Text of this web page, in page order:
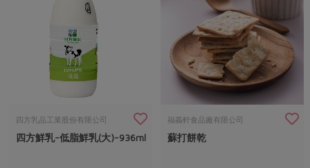
四方乳品工業股份有限公司
四方鮮乳-低脂鮮乳(大)-936ml
福義軒食品廠有限公司
蘇打餅乾